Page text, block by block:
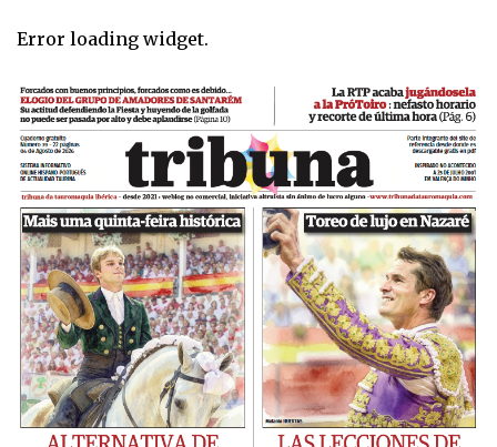
Error loading widget.